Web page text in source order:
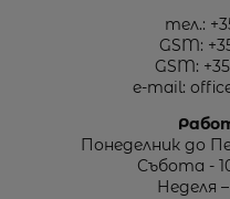
тел.:
GSM:
GSM:
e-mail:
Понеделник до
Събота -
Неделя